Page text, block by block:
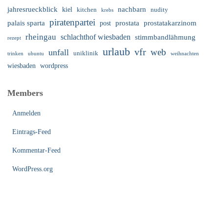
jahresrueckblick kiel kitchen krebs nachbarn nudity
palais sparta piratenpartei post prostata prostatakarzinom
rezept rheingau schlachthof wiesbaden stimmbandlähmung
trinken ubuntu unfall uniklinik urlaub vfr web weihnachten
wiesbaden wordpress
Members
Anmelden
Eintrags-Feed
Kommentar-Feed
WordPress.org